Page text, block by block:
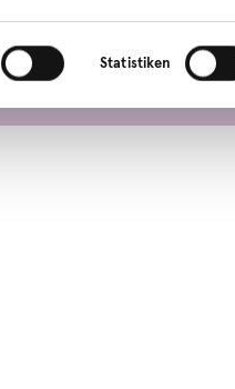
Statistiken